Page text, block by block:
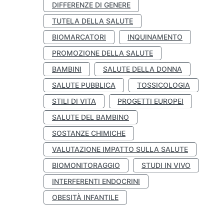
DIFFERENZE DI GENERE
TUTELA DELLA SALUTE
BIOMARCATORI
INQUINAMENTO
PROMOZIONE DELLA SALUTE
BAMBINI
SALUTE DELLA DONNA
SALUTE PUBBLICA
TOSSICOLOGIA
STILI DI VITA
PROGETTI EUROPEI
SALUTE DEL BAMBINO
SOSTANZE CHIMICHE
VALUTAZIONE IMPATTO SULLA SALUTE
BIOMONITORAGGIO
STUDI IN VIVO
INTERFERENTI ENDOCRINI
OBESITÀ INFANTILE